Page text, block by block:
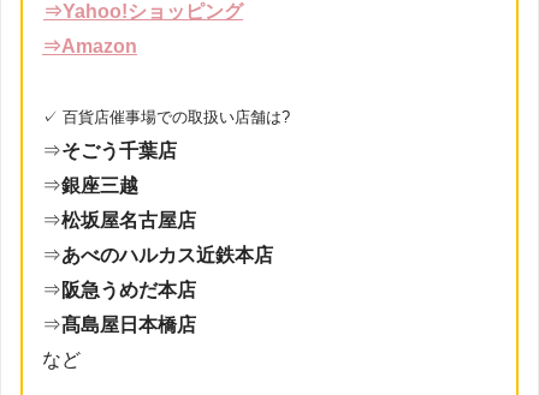
⇒Yahoo!ショッピング
⇒Amazon
✓ 百貨店催事場での取扱い店舗は?
⇒そごう千葉店
⇒銀座三越
⇒松坂屋名古屋店
⇒あべのハルカス近鉄本店
⇒阪急うめだ本店
⇒髙島屋日本橋店
など